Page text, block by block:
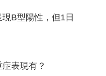
B型陽性，但1日
表現有？